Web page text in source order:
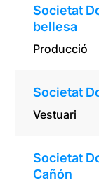
Societat
bellesa
Producció
Societat
Vestuari
Societat
Cañón